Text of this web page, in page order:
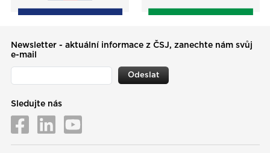
Newsletter - aktuální informace z ČSJ, zanechte nám svůj
e-mail
Odeslat
Sledujte nás